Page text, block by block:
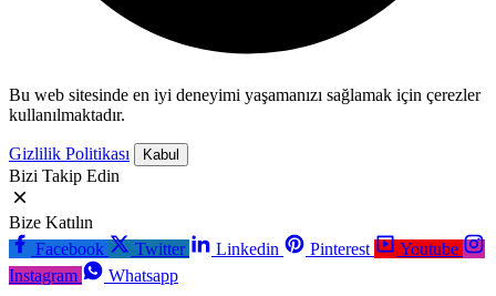
Bu web sitesinde en iyi deneyimi yaşamanızı sağlamak için çerezler
kullanılmaktadır.
Gizlilik Politikası Kabul
Bizi Takip Edin
Bize Katılın
Facebook
Twitter Linkedin Pinterest
Youtube
Instagram
Whatsapp